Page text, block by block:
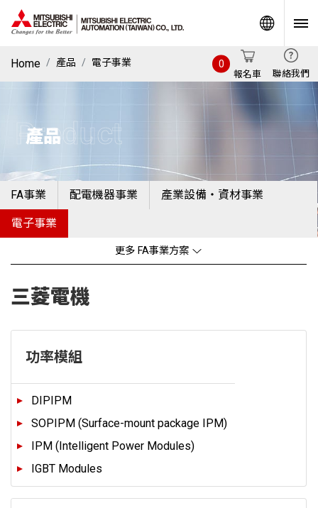
Home 產品 電子事業
報名車
0
聯絡我們
產品
Product
FA事業 配電機器事業 產業設備・資材事業
電子事業
更多 FA事業方案
三菱電機
功率模組
DIPIPM
SOPIPM (Surface-mount package IPM)
IPM (Intelligent Power Modules)
IGBT Modules